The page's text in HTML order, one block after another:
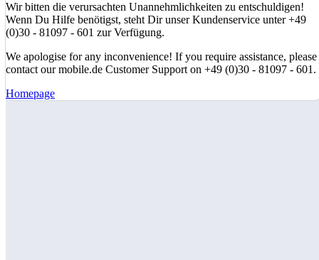
Wir bitten die verursachten Unannehmlichkeiten zu entschuldigen!
Wenn Du Hilfe benötigst, steht Dir unser Kundenservice unter +49
(0)30 - 81097 - 601 zur Verfügung.
We apologise for any inconvenience! If you require assistance, please
contact our mobile.de Customer Support on +49 (0)30 - 81097 - 601.
Homepage